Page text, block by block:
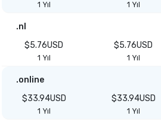
1 Yıl 1 Yıl
.nl
$5.76USD
1 Yıl
$5.76USD
1 Yıl
.online
$33.94USD
1 Yıl
$33.94USD
1 Yıl